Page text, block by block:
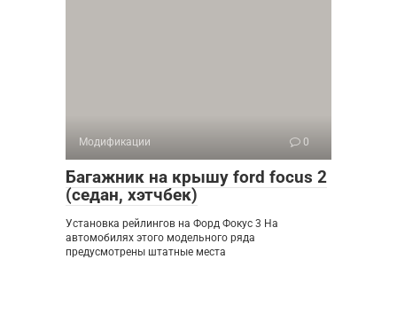
Модификации 0
Багажник на крышу ford focus 2
(седан, хэтчбек)
Установка рейлингов на Форд Фокус 3 На
автомобилях этого модельного ряда
предусмотрены штатные места